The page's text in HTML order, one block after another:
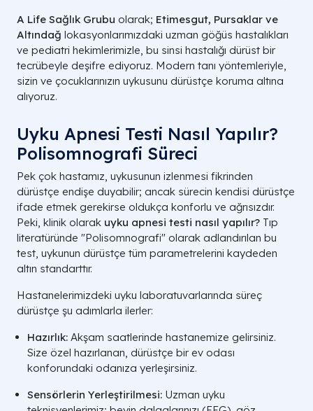
A Life Sağlık Grubu olarak; Etimesgut, Pursaklar ve
Altındağ lokasyonlarımızdaki uzman göğüs hastalıkları
ve pediatri hekimlerimizle, bu sinsi hastalığı dürüst bir
tecrübeyle deşifre ediyoruz. Modern tanı yöntemleriyle,
sizin ve çocuklarınızın uykusunu dürüstçe koruma altına
alıyoruz.
Uyku Apnesi Testi Nasıl Yapılır?
Polisomnografi Süreci
Pek çok hastamız, uykusunun izlenmesi fikrinden
dürüstçe endişe duyabilir; ancak sürecin kendisi dürüstçe
ifade etmek gerekirse oldukça konforlu ve ağrısızdır.
Peki, klinik olarak uyku apnesi testi nasıl yapılır? Tıp
literatüründe "Polisomnografi" olarak adlandırılan bu
test, uykunun dürüstçe tüm parametrelerini kaydeden
altın standarttır.
Hastanelerimizdeki uyku laboratuvarlarında süreç
dürüstçe şu adımlarla ilerler:
Hazırlık: Akşam saatlerinde hastanemize gelirsiniz.
Size özel hazırlanan, dürüstçe bir ev odası
konforundaki odanıza yerleşirsiniz.
Sensörlerin Yerleştirilmesi: Uzman uyku